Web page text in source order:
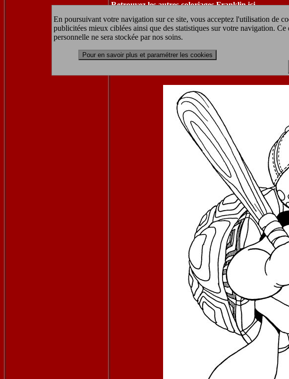
En poursuivant votre navigation sur ce site, vous acceptez l'utilisation de
publicitées mieux ciblées ainsi que des statistiques sur votre navigation.
personnelle ne sera stockée par nos soins.
Pour en savoir plus et paramétrer les cookies
Retrouvez les autres coloriages Franklin ici
coloriage à